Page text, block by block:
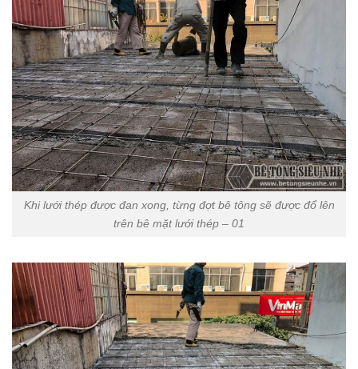
Khi lưới thép được đan xong, từng đợt bê tông sẽ được đổ lên
trên bê mặt lưới thép – 01